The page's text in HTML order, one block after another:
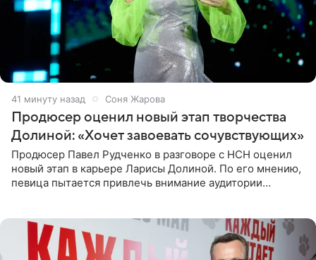
41 минуту назад Соня Жарова
Продюсер оценил новый этап творчества
Долиной: «Хочет завоевать сочувствующих»
Продюсер Павел Рудченко в разговоре с НСН оценил
новый этап в карьере Ларисы Долиной. По его мнению,
певица пытается привлечь внимание аудитории